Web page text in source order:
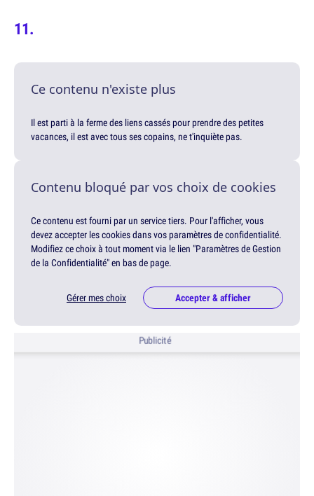
Ce contenu n'existe plus
Il est parti à la ferme des liens cassés pour prendre des petites
vacances, il est avec tous ses copains, ne t'inquiète pas.
Contenu bloqué par vos choix de cookies
Ce contenu est fourni par un service tiers. Pour l'afficher, vous
devez accepter les cookies dans vos paramètres de confidentialité.
Modifiez ce choix à tout moment via le lien "Paramètres de Gestion
de la Confidentialité" en bas de page.
Gérer mes choix Accepter & afficher
Publicité